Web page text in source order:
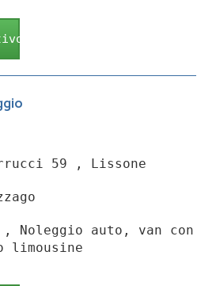
59 , Lissone
, Noleggio auto, van con
limousine